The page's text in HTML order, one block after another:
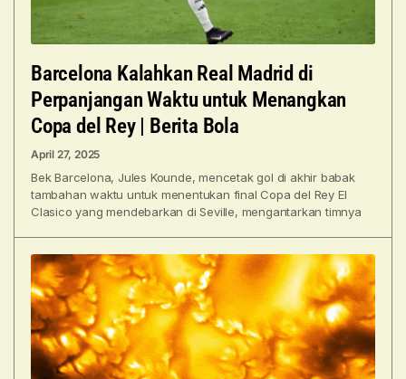
Barcelona Kalahkan Real Madrid di
Perpanjangan Waktu untuk Menangkan
Copa del Rey | Berita Bola
April 27, 2025
Bek Barcelona, Jules Kounde, mencetak gol di akhir babak
tambahan waktu untuk menentukan final Copa del Rey El
Clasico yang mendebarkan di Seville, mengantarkan timnya